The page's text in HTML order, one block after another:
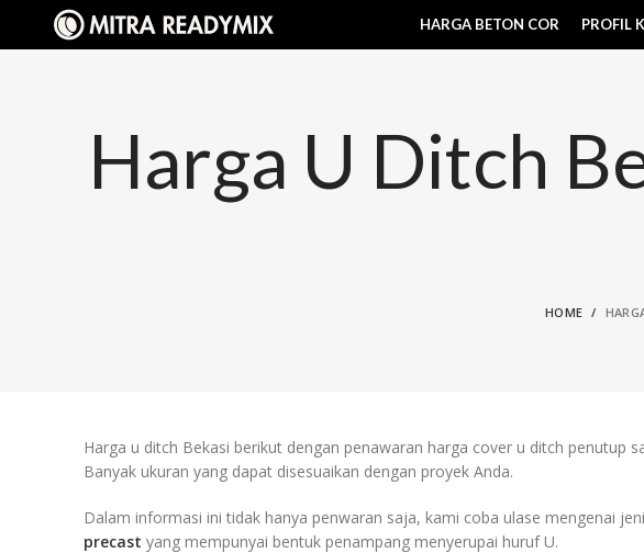
HARGA BETON COR PROFIL
Harga U Ditch
HOME
Harga u ditch Bekasi berikut dengan penawaran harga cover u ditch penutup
Banyak ukuran yang dapat disesuaikan dengan proyek Anda.
Dalam informasi ini tidak hanya penwaran saja, kami coba ulase mengenai
precast yang mempunyai bentuk penampang menyerupai huruf U.